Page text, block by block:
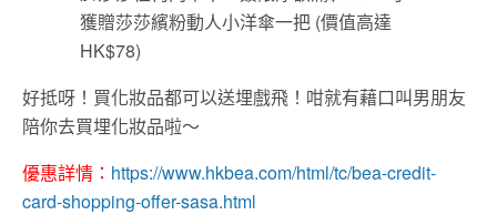
獲贈莎莎繽粉動人小洋傘一把 (價值高達
HK$78)
好抵呀！買化妝品都可以送埋戲飛！咁就有藉口叫男朋友
陪你去買埋化妝品啦～
優惠詳情： https://www.hkbea.com/html/tc/bea-credit-
card-shopping-offer-sasa.html